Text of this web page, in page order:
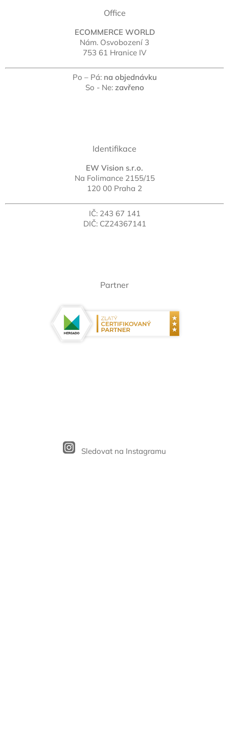
Office
ECOMMERCE WORLD
Nám. Osvobození 3
753 61 Hranice IV
Po – Pá: na objednávku
So - Ne: zavřeno
Identifikace
EW Vision s.r.o.
Na Folimance 2155/15
120 00 Praha 2
IČ: 243 67 141
DIČ: CZ24367141
Partner
Sledovat na Instagramu